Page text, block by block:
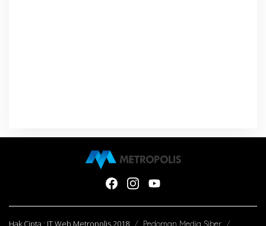
Hak Cipta : IT Web Metropolis 2018 Pedoman Media Siber